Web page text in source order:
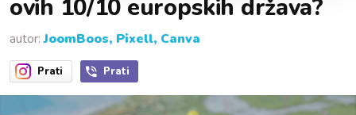
ovih 10/10 europskih država?
autor:JoomBoos, Pixell, Canva
Prati Prati